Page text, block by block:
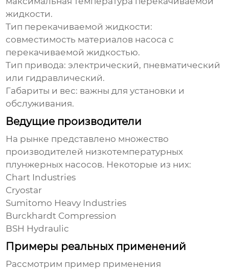
жидкости.
Тип перекачиваемой жидкости:
совместимость материалов насоса с
перекачиваемой жидкостью.
Тип привода: электрический, пневматический
или гидравлический.
Габариты и вес: важны для установки и
обслуживания.
Ведущие производители
На рынке представлено множество
производителей низкотемпературных
плунжерных насосов. Некоторые из них:
Chart Industries
Cryostar
Sumitomo Heavy Industries
Burckhardt Compression
BSH Hydraulic
Примеры реальных применений
Рассмотрим пример применения